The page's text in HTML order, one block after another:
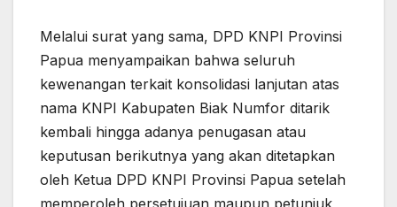
Melalui surat yang sama, DPD KNPI Provinsi
Papua menyampaikan bahwa seluruh
kewenangan terkait konsolidasi lanjutan atas
nama KNPI Kabupaten Biak Numfor ditarik
kembali hingga adanya penugasan atau
keputusan berikutnya yang akan ditetapkan
oleh Ketua DPD KNPI Provinsi Papua setelah
memperoleh persetujuan maupun petunjuk